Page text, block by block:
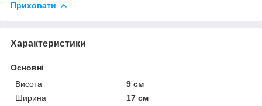
Приховати
Характеристики
Основні
Висота
9 см
Ширина
17 см